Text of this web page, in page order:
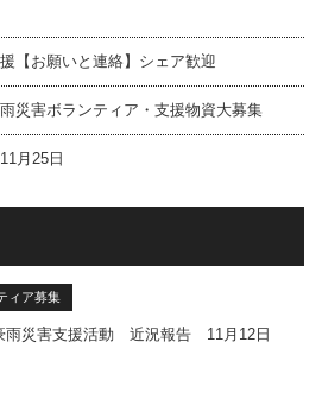
【お願いと連絡】シェア歓迎
災害ボランティア・支援物資大募集
月25日
ィア募集
雨災害支援活動 近況報告 11月12日